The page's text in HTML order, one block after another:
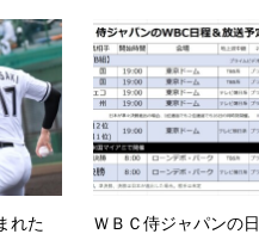
れた
ＷＢＣ侍ジャパンの日